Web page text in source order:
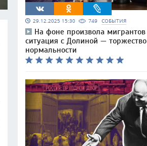
29.12.2025 15:30 749 СОБЫТИЯ
На фоне произвола мигрантов
ситуация с Долиной — торжество
нормальности